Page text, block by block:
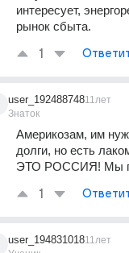
интересует,
рынок сбыта.
1
user_192488748
Знаток
11лет
Америкозам, им
долги, но есть
ЭТО РОССИЯ! Мы
1
user_19483101811лет